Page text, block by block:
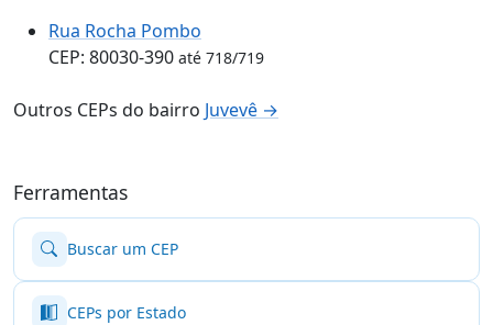
Rua Rocha Pombo
CEP: 80030-390 até 718/719
Outros CEPs do bairro Juvevê →
Ferramentas
Buscar um CEP
CEPs por Estado